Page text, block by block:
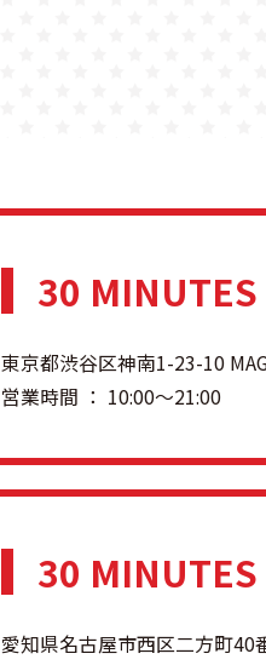
30
東京都渋谷区神南1-23-10
営業時間 ： 10:00～21:00
30 MINUTES
愛知県名古屋市西区二方町40